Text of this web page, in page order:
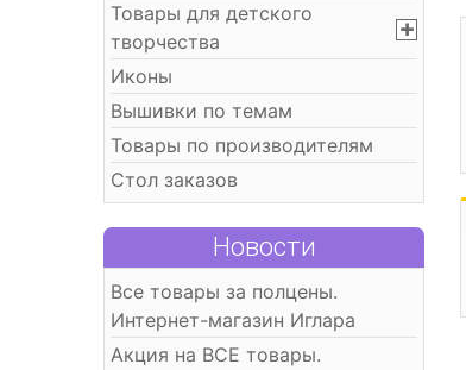
Товары для детского
творчества
Иконы
Вышивки по темам
Товары по производителям
Стол заказов
Новости
Все товары за полцены.
Интернет-магазин Иглара
Акция на ВСЕ товары.